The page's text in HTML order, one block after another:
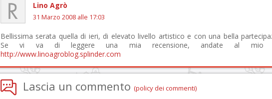
Lino Agrò
31 Marzo 2008 alle 17:03
Bellissima serata quella di ieri, di elevato livello artistico e con una bella
Se vi va di leggere una mia recensione, andate al mio
http://www.linoagroblog.splinder.com
Lascia un commento (policy dei commenti)